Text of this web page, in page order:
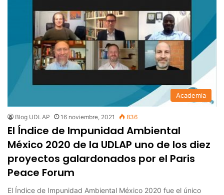
Academia
Blog UDLAP 16 noviembre, 2021 836
El Índice de Impunidad Ambiental
México 2020 de la UDLAP uno de los diez
proyectos galardonados por el Paris
Peace Forum
El Índice de Impunidad Ambiental México 2020 fue el único